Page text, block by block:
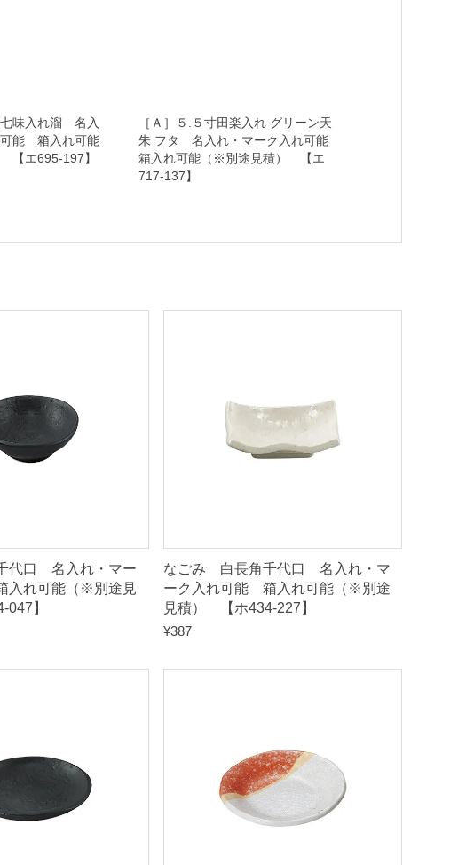
ク
入
れ
れ
※
別
途
【
ロ
5
】
七味入れ溜 名入
可能 箱入れ可能
【エ695-197】
［Ａ］５.５寸田楽入れ グリーン天
朱 フタ 名入れ・マーク入れ可能
箱入れ可能（※別途見積） 【エ
717-137】
代口 名入れ・マー
入れ可能（※別途見
】
なごみ 白長角千代口 名入れ・マ
ーク入れ可能 箱入れ可能（※別途
見積） 【ホ434-227】
¥387